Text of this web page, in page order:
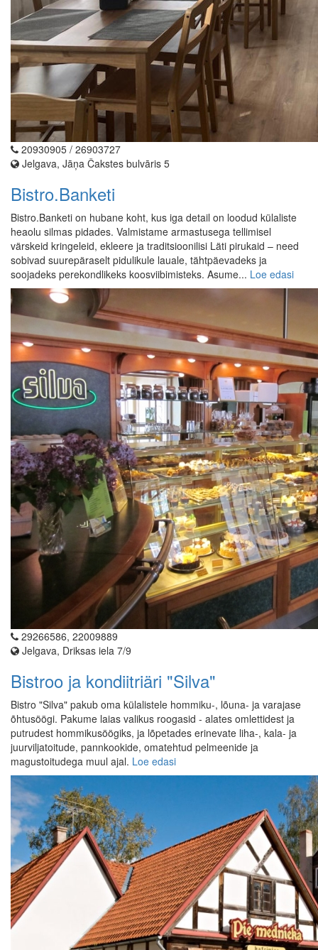
20930905 / 26903727
Jelgava, Jāņa Čakstes bulvāris 5
Bistro.Banketi
Bistro.Banketi on hubane koht, kus iga detail on loodud külaliste
heaolu silmas pidades. Valmistame armastusega tellimisel
värskeid kringeleid, ekleere ja traditsioonilisi Läti pirukaid – need
sobivad suurepäraselt pidulikule lauale, tähtpäevadeks ja
soojadeks perekondlikeks koosviibimisteks. Asume... Loe edasi
29266586, 22009889
Jelgava, Driksas iela 7/9
Bistroo ja kondiitriäri "Silva"
Bistro "Silva" pakub oma külalistele hommiku-, lõuna- ja varajase
õhtusöögi. Pakume laias valikus roogasid - alates omlettidest ja
putrudest hommikusöögiks, ja lõpetades erinevate liha-, kala- ja
juurviljatoitude, pannkookide, omatehtud pelmeenide ja
magustoitudega muul ajal. Loe edasi